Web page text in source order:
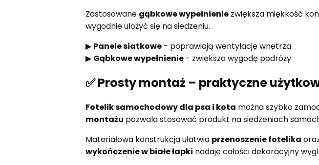
Zastosowane gąbkowe wypełnieniezwiększa miękkość
wygodnie ułożyć się na siedzeniu.
▶ Panele siatkowe- poprawiają wentylację wnętrza
▶ Gąbkowe wypełnienie- zwiększa wygodę podróży
✅ Prosty montaż – praktyczne
Fotelik samochodowy dla psa i kota można szybko
montażu pozwala stosować produkt na siedzeniach
Materiałowa konstrukcja ułatwia przenoszenie fotelika
wykończenie w białe łapki nadaje całości dekoracyjny